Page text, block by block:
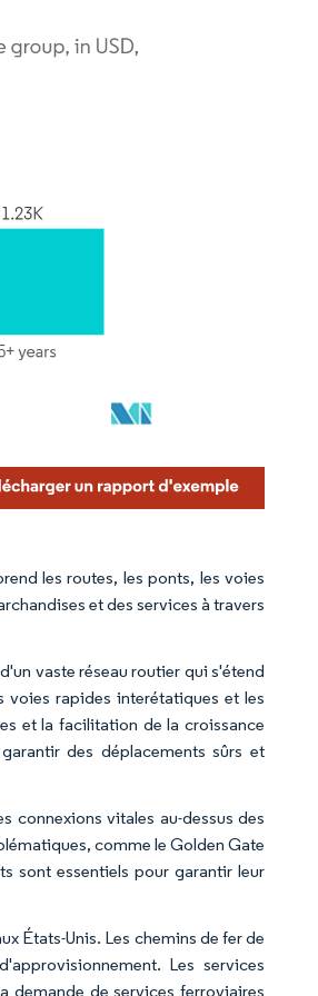
les routes, les ponts, les voies
et des services à travers
vaste réseau routier qui s'étend
voies rapides interétatiques et les
et la facilitation de la croissance
des déplacements sûrs et
connexions vitales au-dessus des
comme le Golden Gate
sont essentiels pour garantir leur
États-Unis. Les chemins de fer de
Les services
demande de services ferroviaires